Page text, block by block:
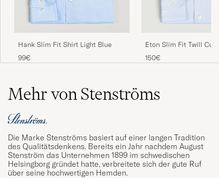
Hank Slim Fit Shirt Light Blue
99€
Eton Slim Fit Twill Cut
Light Blue
150€
Mehr von Stenströms
Die Marke Stenströms basiert auf einer langen Tradition
des Qualitätsdenkens. Bereits ein Jahr nachdem August
Stenström das Unternehmen 1899 im schwedischen
Helsingborg gründet hatte, verbreitete sich der gute Ruf
über seine hochwertigen Hemden.